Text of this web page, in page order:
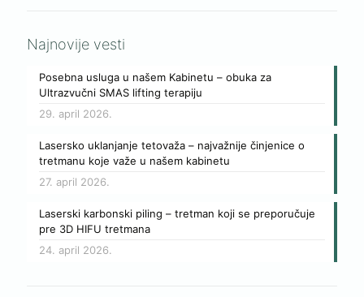
Najnovije vesti
Posebna usluga u našem Kabinetu – obuka za
Ultrazvučni SMAS lifting terapiju
29. april 2026.
Lasersko uklanjanje tetovaža – najvažnije činjenice o
tretmanu koje važe u našem kabinetu
27. april 2026.
Laserski karbonski piling – tretman koji se preporučuje
pre 3D HIFU tretmana
24. april 2026.